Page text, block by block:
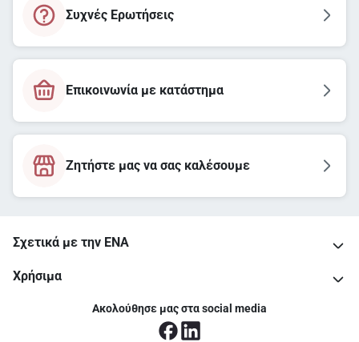
Συχνές Ερωτήσεις
Επικοινωνία με κατάστημα
Ζητήστε μας να σας καλέσουμε
Σχετικά με την ΕΝΑ
Χρήσιμα
Ακολούθησε μας στα social media